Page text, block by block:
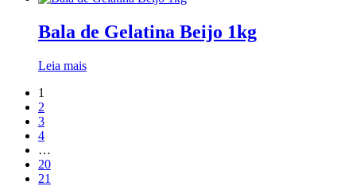
Bala de Gelatina Beijo 1kg
Leia mais
1
2
3
4
…
20
21